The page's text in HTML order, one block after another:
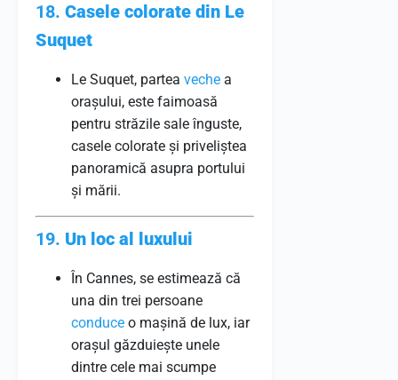
18. Casele colorate din Le
Suquet
Le Suquet, partea veche a
orașului, este faimoasă
pentru străzile sale înguste,
casele colorate și priveliștea
panoramică asupra portului
și mării.
19. Un loc al luxului
În Cannes, se estimează că
una din trei persoane
conduce o mașină de lux, iar
orașul găzduiește unele
dintre cele mai scumpe